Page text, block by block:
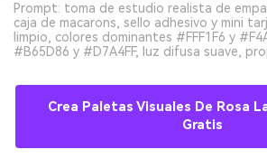
Prompt: toma de estudio realista de
caja de macarons, sello adhesivo y mini
limpio, colores dominantes #FFF1F6 y
#B65D86 y #D7A4FF, luz difusa suave,
Crea Paletas Visuales De Rosa
Gratis